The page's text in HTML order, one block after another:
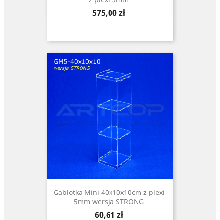
Cena
575,00 zł
Gablotka Mini 40x10x10cm z plexi
5mm wersja STRONG
Cena
60,61 zł